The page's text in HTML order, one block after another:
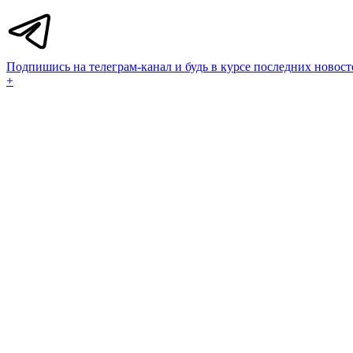
Подпишись на телеграм-канал и будь в курсе последних
+